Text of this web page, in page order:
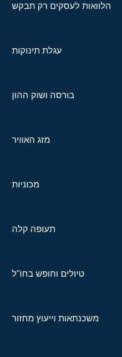
הלוואות לעסקים רק תבקש
עגלת תינוקות
בורסה ושוק ההון
מזג האוויר
מכוניות
תעופה קלה
טיולים וחופש בחו"ל
משכנתאות וייעוץ מחזור